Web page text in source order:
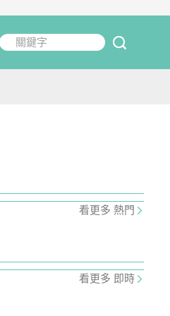
關鍵字
看更多 熱門
看更多 即時